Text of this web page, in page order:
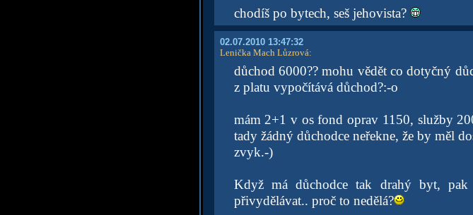
chodíš po bytech, seš jehovista?
02.07.2010 13:47:32
Lenička Mach Lůzrová:
důchod 6000?? mohu vědět co dotyčný
z platu vypočítává důchod?:-o
mám 2+1 v os fond oprav 1150, služby
tady žádný důchodce neřekne, že by měl
zvyk.-)
Když má důchodce tak drahý byt,
přivydělávat.. proč to nedělá?